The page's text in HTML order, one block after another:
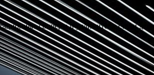
свичеры и удлинители стали